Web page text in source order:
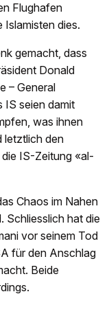
Flughafen
Islamisten dies.
gemacht, dass
Donald
– General
IS seien damit
was ihnen
letztlich den
IS-Zeitung «al-
Chaos im Nahen
Schliesslich hat die
vor seinem Tod
für den Anschlag
Beide